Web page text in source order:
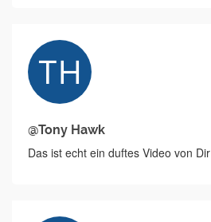
@Tony Hawk
Das ist echt ein duftes Video von Dir